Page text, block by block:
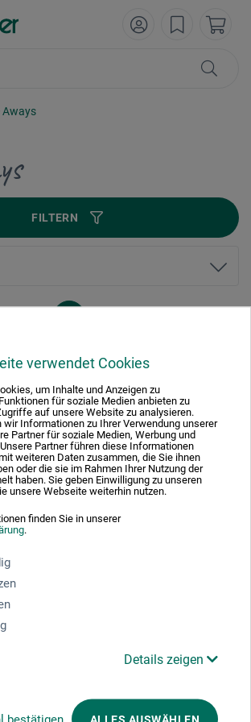
verwendet Cookies
um Inhalte und Anzeigen zu
für soziale Medien anbieten zu
auf unsere Website zu analysieren.
wir Informationen zu Ihrer Verwendung unserer
Partner für soziale Medien, Werbung und
Partner führen diese Informationen
weiteren Daten zusammen, die Sie ihnen
oder die sie im Rahmen Ihrer Nutzung der
haben. Sie geben Einwilligung zu unseren
unsere Webseite weiterhin nutzen.
finden Sie in unserer
.
Details zeigen
bestätigen ALLES AUSWÄHLEN
Aways
FILTERN